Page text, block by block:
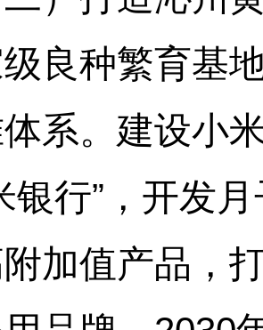
良种繁育基
系。建设小
银行”，开发
加值产品，